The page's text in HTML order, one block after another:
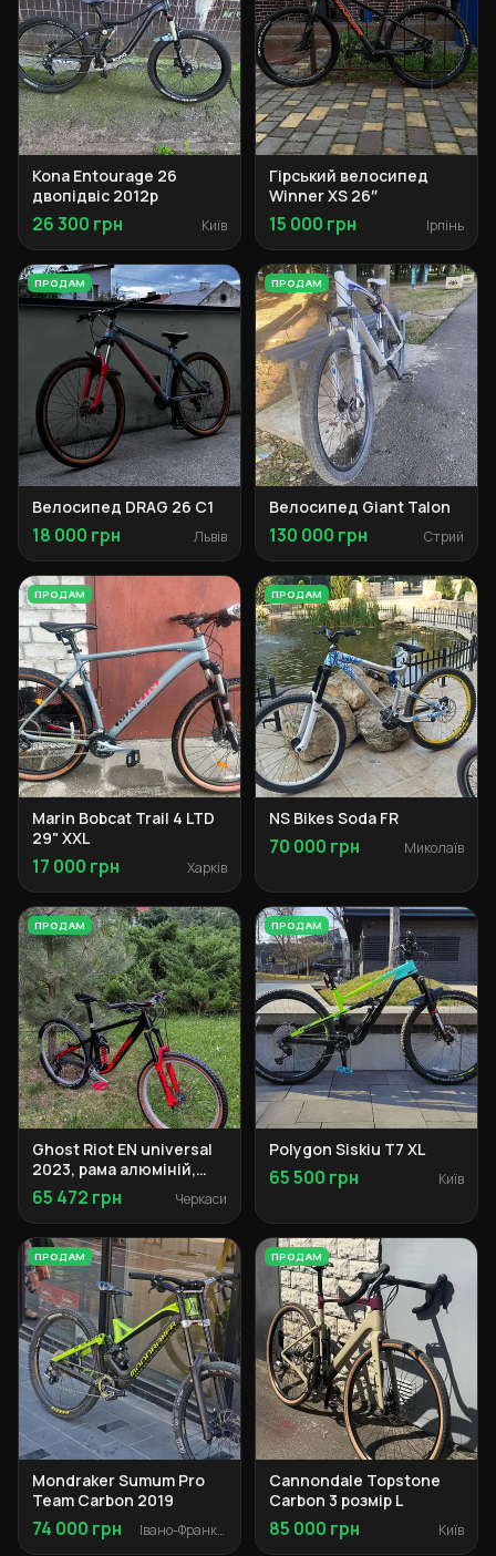
Kona Entourage 26
двопідвіс 2012р
26 300 грн Київ
Гірський велосипед
Winner XS 26″
15 000 грн Ірпінь
ПРОДАМ
Велосипед DRAG 26 C1
18 000 грн Львів
ПРОДАМ
Велосипед Giant Talon
130 000 грн Стрий
ПРОДАМ
Marin Bobcat Trail 4 LTD
29" XXL
17 000 грн Харків
ПРОДАМ
NS Bikes Soda FR
70 000 грн Миколаїв
ПРОДАМ
Ghost Riot EN universal
2023, рама алюміній,
розмір M
65 472 грн Черкаси
ПРОДАМ
Polygon Siskiu T7 XL
65 500 грн Київ
ПРОДАМ
Mondraker Sumum Pro
Team Carbon 2019
74 000 грн Івано-Франківськ
ПРОДАМ
Cannondale Topstone
Carbon 3 розмір L
85 000 грн Київ